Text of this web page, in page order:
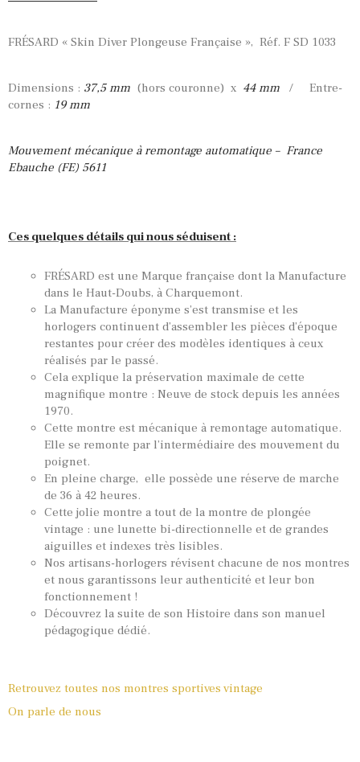
FRÉSARD « Skin Diver Plongeuse Française », Réf. F SD 1033
Dimensions : 37,5 mm (hors couronne) x 44 mm
/ Entre-
cornes : 19 mm
Mouvement mécanique à remontage automatique – France
Ebauche (FE) 5611
Ces quelques détails qui nous séduisent :
FRÉSARD est une Marque française dont la Manufacture
dans le Haut-Doubs, à Charquemont.
La Manufacture éponyme s’est transmise et les
horlogers continuent d’assembler les pièces d’époque
restantes pour créer des modèles identiques à ceux
réalisés par le passé.
Cela explique la préservation maximale de cette
magnifique montre : Neuve de stock depuis les années
1970.
Cette montre est mécanique à remontage automatique.
Elle se remonte par l’intermédiaire des mouvement du
poignet.
En pleine charge, elle possède une réserve de marche
de 36 à 42 heures.
Cette jolie montre a tout de la montre de plongée
vintage : une lunette bi-directionnelle et de grandes
aiguilles et indexes très lisibles.
Nos artisans-horlogers révisent chacune de nos montres
et nous garantissons leur authenticité et leur bon
fonctionnement !
Découvrez la suite de son Histoire dans son manuel
pédagogique dédié.
Retrouvez toutes nos montres sportives vintage
On parle de nous